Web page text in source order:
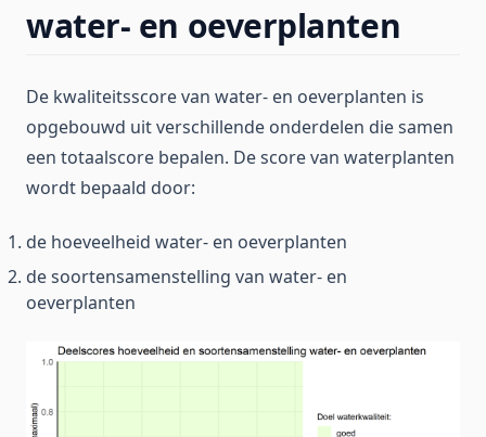
water- en oeverplanten
De kwaliteitsscore van water- en oeverplanten is
opgebouwd uit verschillende onderdelen die samen
een totaalscore bepalen. De score van waterplanten
wordt bepaald door:
de hoeveelheid water- en oeverplanten
de soortensamenstelling van water- en
oeverplanten